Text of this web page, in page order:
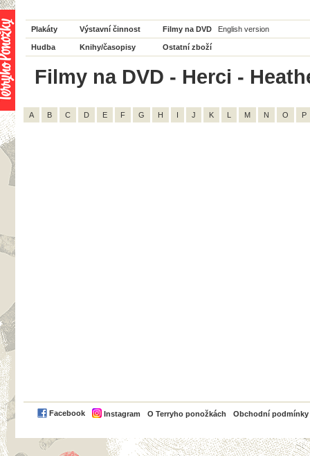
Plakáty Výstavní činnost Filmy na DVD English version
Hudba Knihy/časopisy Ostatní zboží
Filmy na DVD - Herci -
A B C D E F G H I J K L M N O P
Facebook Instagram O Terryho ponožkách Obchodní podmínky
PayPal